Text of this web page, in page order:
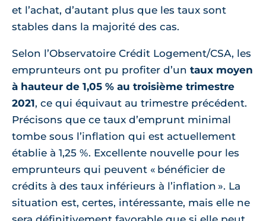
et l’achat, d’autant plus que les taux sont
stables dans la majorité des cas.
Selon l’Observatoire Crédit Logement/CSA, les
emprunteurs ont pu profiter d’un taux moyen
à hauteur de 1,05 % au troisième trimestre
2021, ce qui équivaut au trimestre précédent.
Précisons que ce taux d’emprunt minimal
tombe sous l’inflation qui est actuellement
établie à 1,25 %. Excellente nouvelle pour les
emprunteurs qui peuvent « bénéficier de
crédits à des taux inférieurs à l’inflation ». La
situation est, certes, intéressante, mais elle ne